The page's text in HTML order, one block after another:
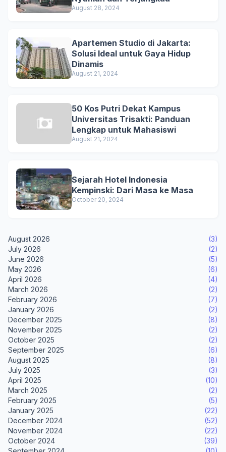
August 28, 2024
Apartemen Studio di Jakarta:
Solusi Ideal untuk Gaya Hidup
Dinamis
August 21, 2024
50 Kos Putri Dekat Kampus
Universitas Trisakti: Panduan
Lengkap untuk Mahasiswi
August 21, 2024
Sejarah Hotel Indonesia
Kempinski: Dari Masa ke Masa
October 20, 2024
August 2026
(3)
July 2026
(2)
June 2026
(5)
May 2026
(6)
April 2026
(4)
March 2026
(2)
February 2026
(7)
January 2026
(2)
December 2025
(8)
November 2025
(2)
October 2025
(2)
September 2025
(6)
August 2025
(8)
July 2025
(3)
April 2025
(10)
March 2025
(2)
February 2025
(5)
January 2025
(22)
December 2024
(52)
November 2024
(22)
October 2024
(39)